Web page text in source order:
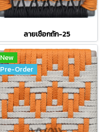
ลายเชือกถัก-25
New
Pre-Order